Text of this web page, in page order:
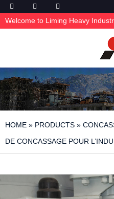
Welcome to Liming Heavy
HOME » PRODUCTS »
DE CONCASSAGE POUR